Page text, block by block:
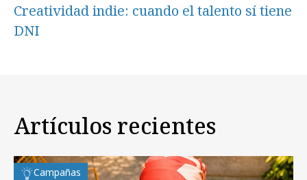
Creatividad indie: cuando el talento sí tiene
DNI
Artículos recientes
Campañas